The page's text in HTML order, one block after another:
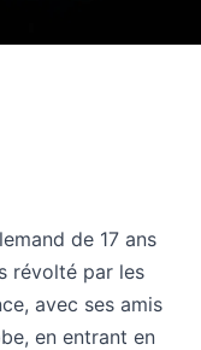
de 17 ans
révolté par les
avec ses amis
en entrant en